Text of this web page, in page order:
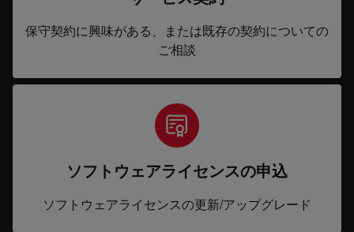
保守契約に興味がある、または既存の契約についての
ご相談
ソフトウェアライセンスの申込
ソフトウェアライセンスの更新/アップグレード